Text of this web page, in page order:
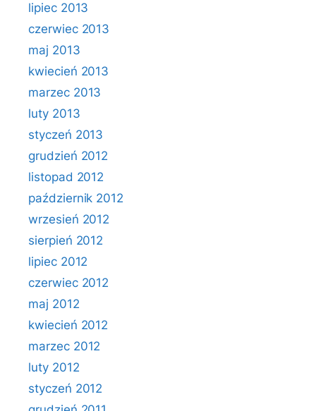
lipiec 2013
czerwiec 2013
maj 2013
kwiecień 2013
marzec 2013
luty 2013
styczeń 2013
grudzień 2012
listopad 2012
październik 2012
wrzesień 2012
sierpień 2012
lipiec 2012
czerwiec 2012
maj 2012
kwiecień 2012
marzec 2012
luty 2012
styczeń 2012